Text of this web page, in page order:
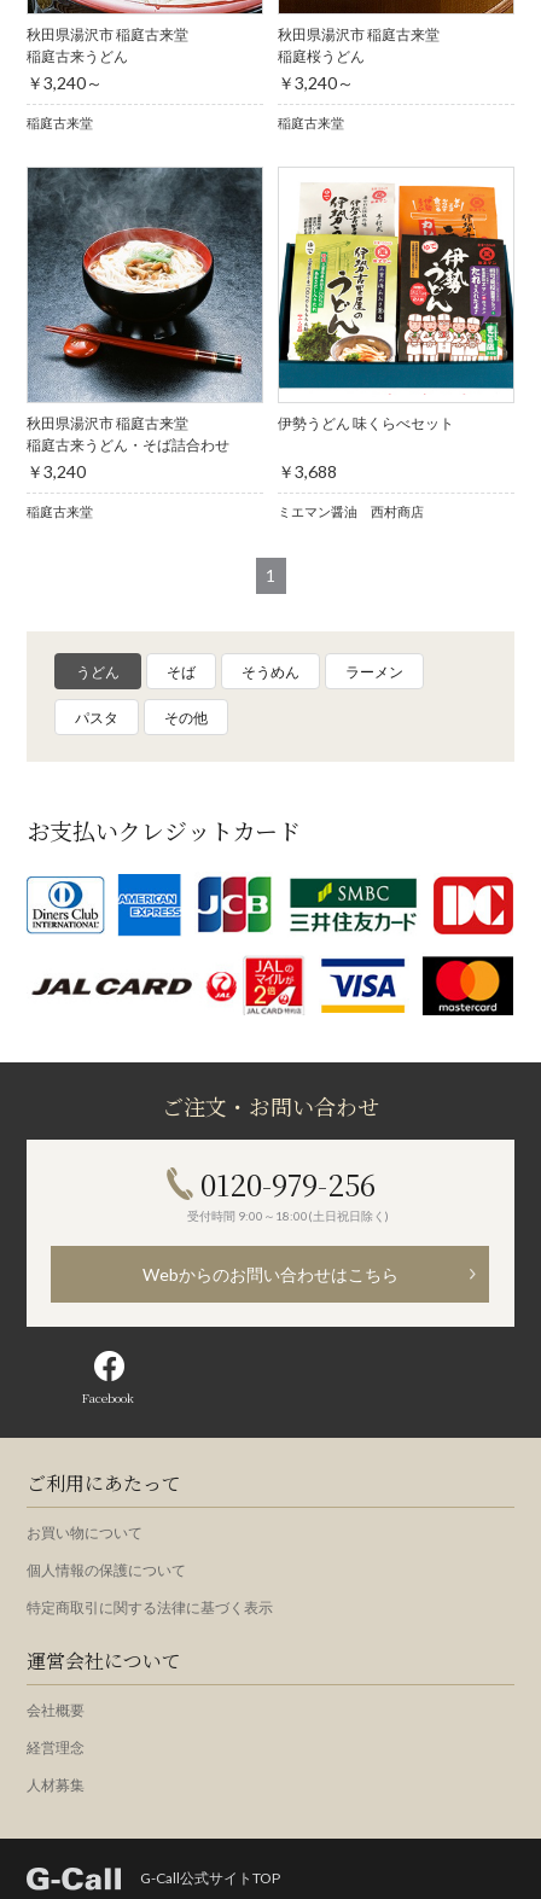
秋田県湯沢市 稲庭古来堂
稲庭古来うどん
￥3,240～
稲庭古来堂
秋田県湯沢市 稲庭古来堂
稲庭桜うどん
￥3,240～
稲庭古来堂
秋田県湯沢市 稲庭古来堂
稲庭古来うどん・そば詰合わせ
￥3,240
稲庭古来堂
伊勢うどん 味くらべセット
￥3,688
ミエマン醤油 西村商店
1
うどん そば そうめん ラーメン
パスタ その他
お支払いクレジットカード
ご注文・お問い合わせ
0120-979-256
受付時間 9:00～18:00(土日祝日除く)
Webからのお問い合わせはこちら
Facebook
ご利用にあたって
お買い物について
個人情報の保護について
特定商取引に関する法律に基づく表示
運営会社について
会社概要
経営理念
人材募集
G-Call公式サイトTOP